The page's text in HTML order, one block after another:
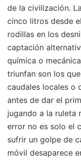
de la civilización.
cinco litros desde
rodillas en los
captación
química o
triunfan son los
caudales locales o
antes de dar el
jugando a la ruleta
error no es solo el
sufrir un golpe de
móvil desaparece